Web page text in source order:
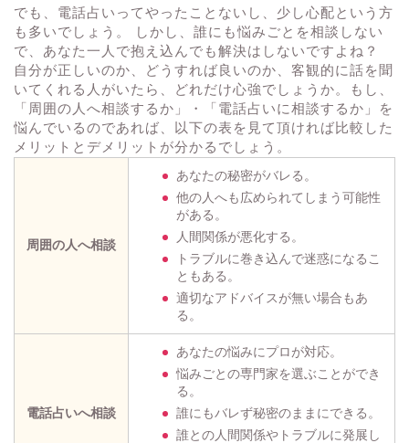
でも、電話占いってやったことないし、少し心配という方
も多いでしょう。 しかし、誰にも悩みごとを相談しない
で、あなた一人で抱え込んでも解決はしないですよね？
自分が正しいのか、どうすれば良いのか、客観的に話を聞
いてくれる人がいたら、どれだけ心強でしょうか。もし、
「周囲の人へ相談するか」・「電話占いに相談するか」を
悩んでいるのであれば、以下の表を見て頂ければ比較した
メリットとデメリットが分かるでしょう。
周囲の人へ相談
あなたの秘密がバレる。
他の人へも広められてしまう可能性
がある。
人間関係が悪化する。
トラブルに巻き込んで迷惑になるこ
ともある。
適切なアドバイスが無い場合もあ
る。
電話占いへ相談
あなたの悩みにプロが対応。
悩みごとの専門家を選ぶことができ
る。
誰にもバレず秘密のままにできる。
誰との人間関係やトラブルに発展し